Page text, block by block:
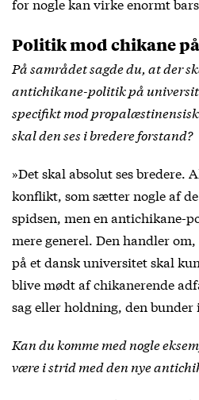
Politik mod chikane
På samrådet sagde du, at der
antichikane-politik på
specifikt mod
skal den ses i bredere forstand?
»Det skal absolut ses bredere.
konflikt, som sætter nogle af
spidsen, men en antichikane-
mere generel. Den handler
på et dansk universitet skal
blive mødt af chikanerende
sag eller holdning, den bunder
Kan du komme med nogle
være i strid med den nye